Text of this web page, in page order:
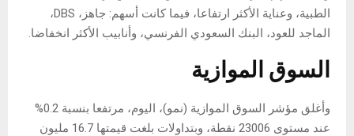
الطبية، وعناية الأكثر ارتفاعا، فيما كانت أسهم: جاهز، DBS،
الماجد للعود، البنك السعودي الفرنسي، وأنابيب الأكثر انخفاضا.
السوق الموازية
وأغلق مؤشر السوق الموازية (نمو)، اليوم، مرتفعا بنسبة 0.2%
عند مستوى 23006 نقطة، وبتداولات بلغت قيمتها 16.7 مليون